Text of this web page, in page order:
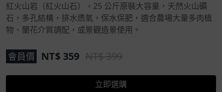
紅火山岩（紅火山石），25 公斤原裝大容量，天然火山礦
石，多孔結構，排水透氣，保水保肥，適合農場大量多肉植
物、蘭花介質調配，或景觀造景使用。
會員價 NT$ 359 NT$ 399
立即選購